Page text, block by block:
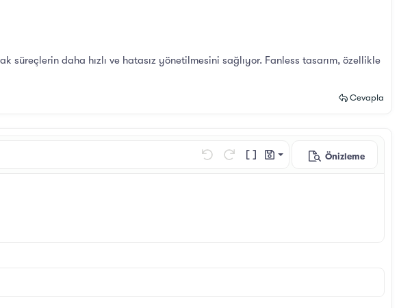
süreçlerin daha hızlı ve hatasız yönetilmesini sağlıyor. Fanless tasarım, özellikle
Cevapla
Geri alileri alBB Kod aç/kapat
Taslaklar
Taslağı kaydet
Önizleme